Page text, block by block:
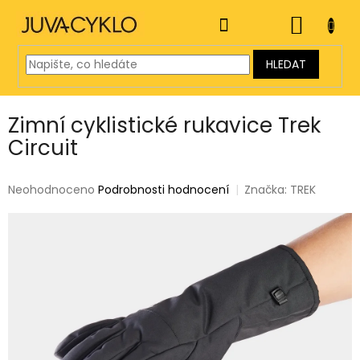
obsah
HLEDAT
KOŠÍK
Zimní cyklistické rukavice Trek
Circuit
Průměrné
Neohodnoceno Podrobnosti hodnocení Značka: TREK